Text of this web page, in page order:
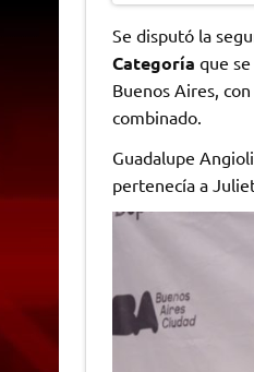
Se disputó la
Categoría que
Buenos Aires,
combinado.
Guadalupe
pertenecía a